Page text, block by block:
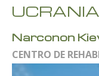
UCRANIA
Narconon
CENTRO DE